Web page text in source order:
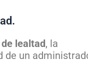
lealtad, la
de un